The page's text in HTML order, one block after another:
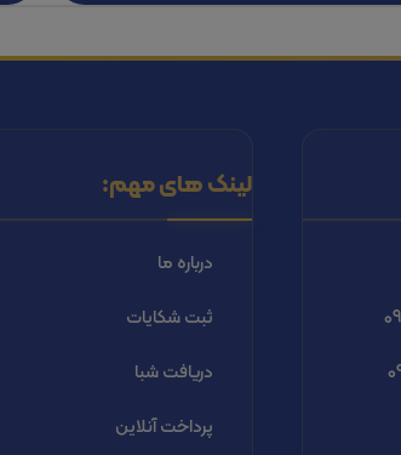
لینک های مهم:
درباره ما
ثبت شكايات
دریافت شبا
پرداخت آنلاین